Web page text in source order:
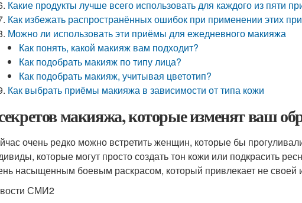
Какие продукты лучше всего использовать для каждого из пяти
Как избежать распространённых ошибок при применении этих
Можно ли использовать эти приёмы для ежедневного макияжа
Как понять, какой макияж вам подходит?
Как подобрать макияж по типу лица?
Как подобрать макияж, учитывая цветотип?
Как выбрать приёмы макияжа в зависимости от типа кожи
макияжа, которые изменят ваш
очень редко можно встретить женщин, которые бы
которые могут просто создать тон кожи или подкрасить
насыщенным боевым раскрасом, который привлекает не своей
СМИ2